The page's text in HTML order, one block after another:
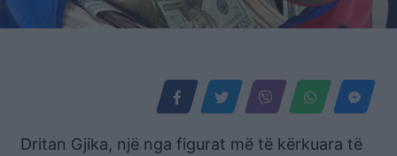
Dritan Gjika, një nga figurat më të kërkuara të